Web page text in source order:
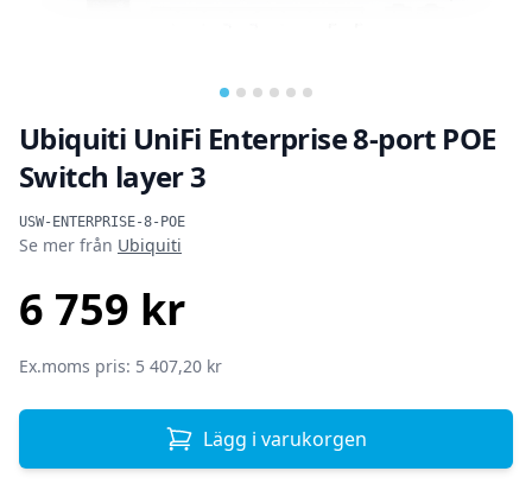
Ubiquiti UniFi Enterprise 8-port POE
Switch layer 3
USW-ENTERPRISE-8-POE
Produktinformation
Se mer från Ubiquiti
6 759 kr
Ex.moms pris: 5 407,20 kr
Lägg i varukorgen